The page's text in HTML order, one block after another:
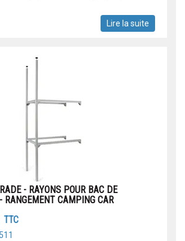
Lire la suite
- RAYONS POUR BAC DE
RANGEMENT CAMPING CAR
TTC